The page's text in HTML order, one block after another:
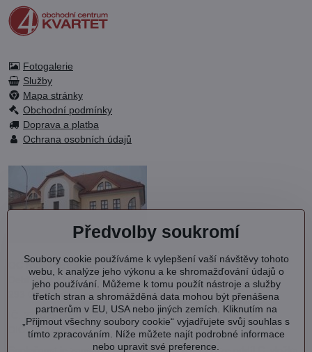
Fotogalerie
Služby
Mapa stránky
Obchodní podmínky
Doprava a platba
Ochrana osobních údajů
OC KVARTET s.r.o.
Debřská 1000
293 06 Kosmonosy
IČ: 27202577
DIČ: CZ27202577
Předvolby soukromí
Soubory cookie používáme k vylepšení vaší návštěvy tohoto
webu, k analýze jeho výkonu a ke shromažďování údajů o
jeho používání. Můžeme k tomu použít nástroje a služby
třetích stran a shromážděná data mohou být přenášena
partnerům v EU, USA nebo jiných zemích. Kliknutím na
„Přijmout všechny soubory cookie“ vyjadřujete svůj souhlas s
tímto zpracováním. Níže můžete najít podrobné informace
nebo upravit své preference.